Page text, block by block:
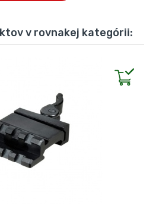
v rovnakej kategórii: